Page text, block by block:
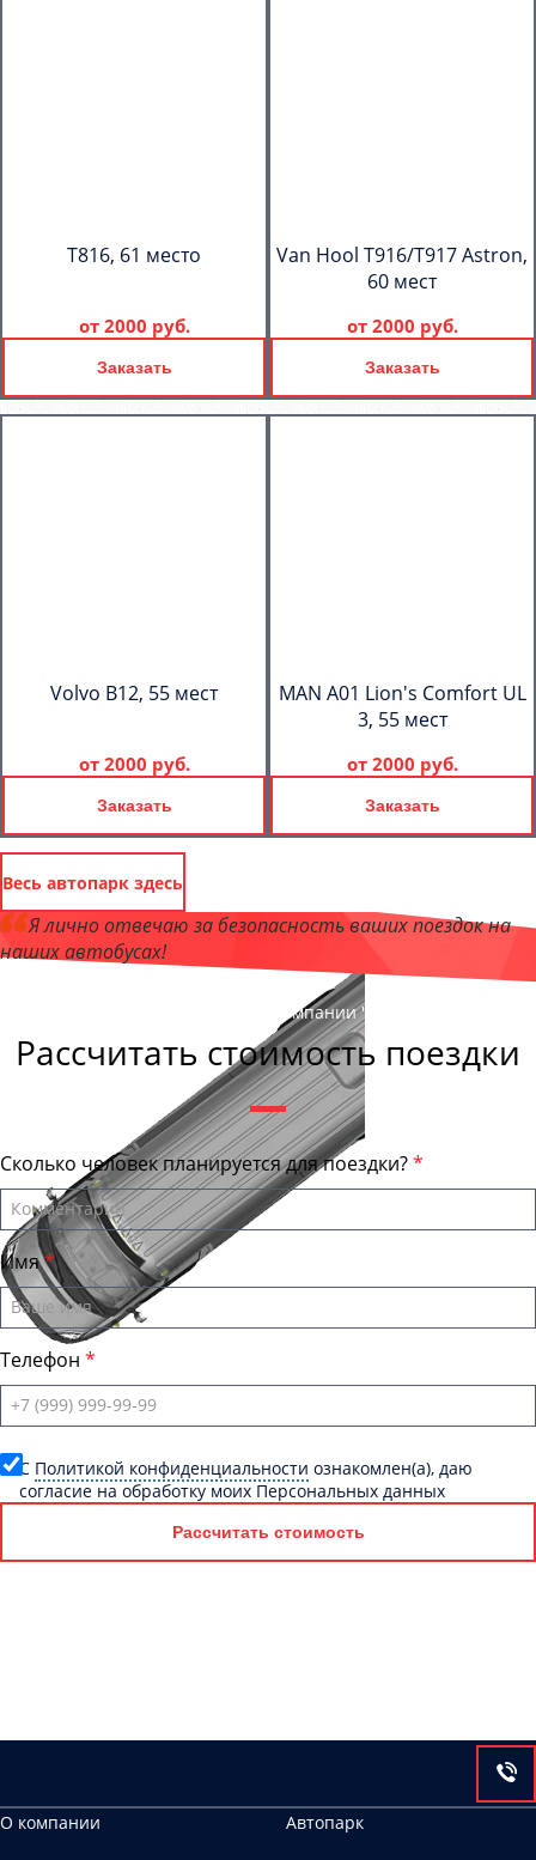
T816, 61 место
от 2000 руб.
Заказать
Van Hool T916/T917 Astron,
60 мест
от 2000 руб.
Заказать
Volvo B12, 55 мест
от 2000 руб.
Заказать
MAN A01 Lion's Comfort UL
3, 55 мест
от 2000 руб.
Заказать
Весь автопарк здесь
Я лично отвечаю за безопасность ваших поездок на
наших автобусах!
, директор компании "КазаньБас"
Рассчитать стоимость поездки
Сколько человек планируется для поездки?
Имя
Телефон
C Политикой конфиденциальности ознакомлен(а), даю
согласие на обработку моих Персональных данных
Рассчитать стоимость
О компании
Автопарк